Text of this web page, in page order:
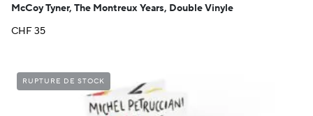
McCoy Tyner, The Montreux Years, Double Vinyle
CHF35
RUPTURE DE STOCK